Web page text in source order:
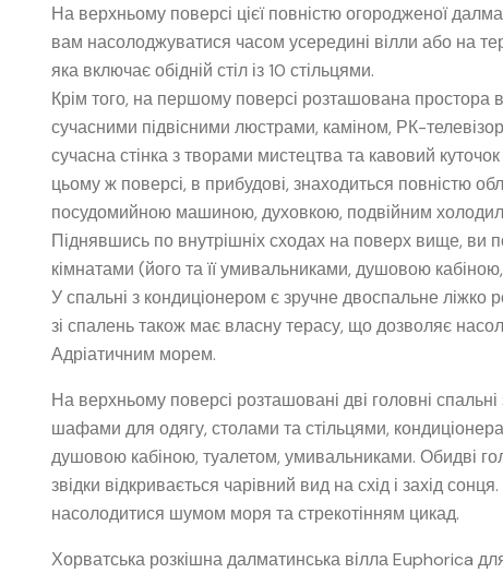
На верхньому поверсі цієї повністю огородженої
вам насолоджуватися часом усередині вілли або на
яка включає обідній стіл із 10 стільцями.
Крім того, на першому поверсі розташована простора
сучасними підвісними люстрами, каміном, РК-
сучасна стінка з творами мистецтва та кавовий
цьому ж поверсі, в прибудові, знаходиться повністю
посудомийною машиною, духовкою, подвійним
Піднявшись по внутрішніх сходах на поверх вище, ви
кімнатами (його та її умивальниками, душовою
У спальні з кондиціонером є зручне двоспальне
зі спалень також має власну терасу, що дозволяє
Адріатичним морем.
На верхньому поверсі розташовані дві головні
шафами для одягу, столами та стільцями,
душовою кабіною, туалетом, умивальниками. Обидві
звідки відкривається чарівний вид на схід і захід
насолодитися шумом моря та стрекотінням цикад.
Хорватська розкішна далматинська вілла Euphorica